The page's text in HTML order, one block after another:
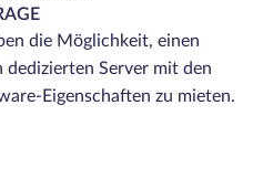
die Möglichkeit, einen
dedizierten Server mit den
Eigenschaften zu mieten.